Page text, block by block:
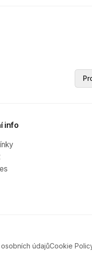
info
údajůCookie